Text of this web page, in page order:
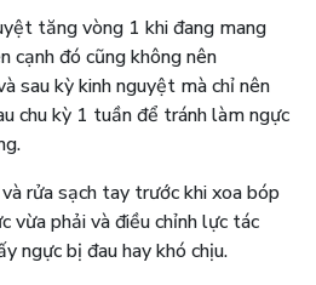
tăng vòng 1 khi đang mang
cạnh đó cũng không nên
sau kỳ kinh nguyệt mà chỉ nên
chu kỳ 1 tuần để tránh làm ngực
rửa sạch tay trước khi xoa bóp
vừa phải và điều chỉnh lực tác
ngực bị đau hay khó chịu.